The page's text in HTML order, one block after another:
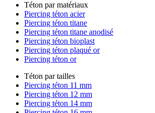
Téton par matériaux
Piercing téton acier
Piercing téton titane
Piercing téton titane anodisé
Piercing téton bioplast
Piercing téton plaqué or
Piercing téton or
Téton par tailles
Piercing téton 11 mm
Piercing téton 12 mm
Piercing téton 14 mm